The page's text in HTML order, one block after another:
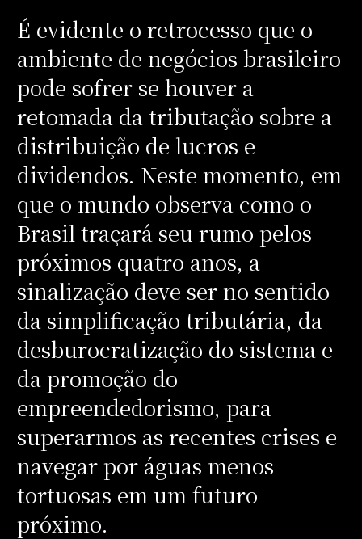
É evidente o retrocesso que o
ambiente de negócios brasileiro
pode sofrer se houver a
retomada da tributação sobre a
distribuição de lucros e
dividendos. Neste momento, em
que o mundo observa como o
Brasil traçará seu rumo pelos
próximos quatro anos, a
sinalização deve ser no sentido
da simplificação tributária, da
desburocratização do sistema e
da promoção do
empreendedorismo, para
superarmos as recentes crises e
navegar por águas menos
tortuosas em um futuro
próximo.